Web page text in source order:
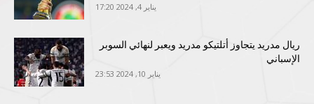
يناير 4, 2024 17:20
ريال مدريد يتجاوز أتلتيكو مدريد ويعبر لنهائي السوبر
الإسباني
يناير 10, 2024 23:53